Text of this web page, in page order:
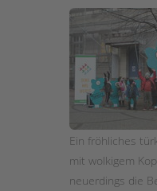
Ein fröhliches
mit wolkigem
neuerdings die